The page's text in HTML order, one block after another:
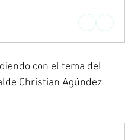
con el tema del
Christian Agúndez